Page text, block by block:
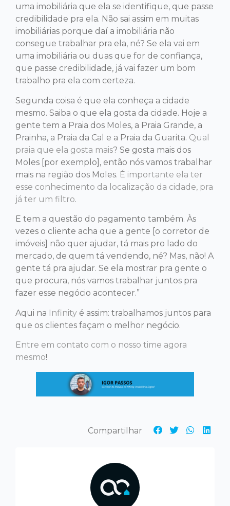
uma imobiliária que ela se identifique, que passe
credibilidade pra ela. Não sai assim em muitas
imobiliárias porque daí a imobiliária não
consegue trabalhar pra ela, né? Se ela vai em
uma imobiliária ou duas que for de confiança,
que passe credibilidade, já vai fazer um bom
trabalho pra ela com certeza.
Segunda coisa é que ela conheça a cidade
mesmo. Saiba o que ela gosta da cidade. Hoje a
gente tem a Praia dos Moles, a Praia Grande, a
Prainha, a Praia da Cal e a Praia da Guarita. Qual
praia que ela gosta mais? Se gosta mais dos
Moles [por exemplo], então nós vamos trabalhar
mais na região dos Moles. É importante ela ter
esse conhecimento da localização da cidade, pra
já ter um filtro.
E tem a questão do pagamento também. Às
vezes o cliente acha que a gente [o corretor de
imóveis] não quer ajudar, tá mais pro lado do
mercado, de quem tá vendendo, né? Mas, não! A
gente tá pra ajudar. Se ela mostrar pra gente o
que procura, nós vamos trabalhar juntos pra
fazer esse negócio acontecer.”
Aqui na Infinity é assim: trabalhamos juntos para
que os clientes façam o melhor negócio.
Entre em contato com o nosso time agora
mesmo!